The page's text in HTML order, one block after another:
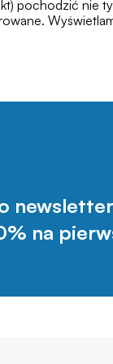
pochodzić nie
na